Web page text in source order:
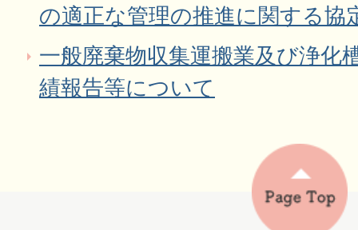
の適正な管理の推進に関する協
一般廃棄物収集運搬業及び浄化
績報告等について